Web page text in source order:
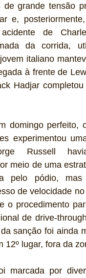
de grande tensão
e,
de
da corrida,
italiano
à frente de
Hadjar
domingo perfeito,
experimentou
Russell
meio de uma
pelo pódio, mas
de velocidade
o procedimento
de drive-
sanção foi ainda
12º lugar, fora da
marcada por